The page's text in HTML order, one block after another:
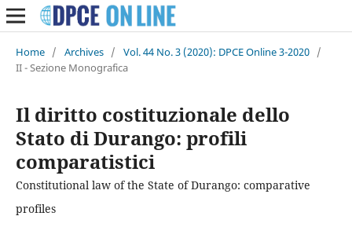
Home / Archives / Vol. 44 No. 3 (2020): DPCE Online 3-2020 /
II - Sezione Monografica
Il diritto costituzionale dello
Stato di Durango: profili
comparatistici
Constitutional law of the State of Durango: comparative
profiles